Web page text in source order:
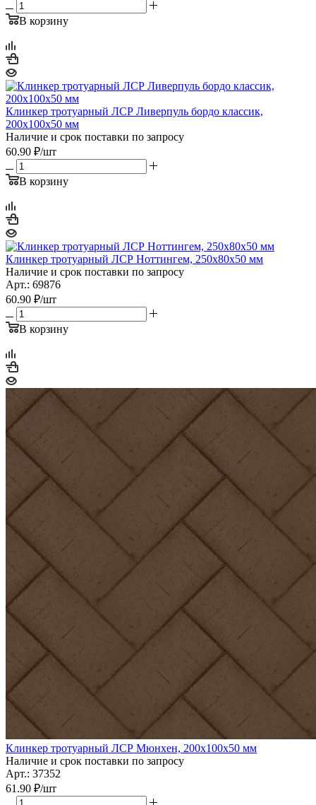
В корзину
Клинкер тротуарный ЛСР Ливерпуль бордо классик,
200х100х50 мм
Наличие и срок поставки по запросу
60.90 ₽/шт
В корзину
Клинкер тротуарный ЛСР Ноттингем, 250х80х50 мм
Наличие и срок поставки по запросу
Арт.: 69876
60.90 ₽/шт
В корзину
Клинкер тротуарный ЛСР Мюнхен, 200х100х50 мм
Наличие и срок поставки по запросу
Арт.: 37352
61.90 ₽/шт